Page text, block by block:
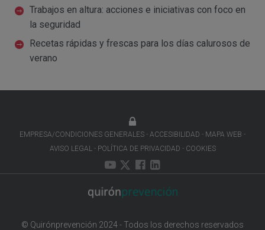
Trabajos en altura: acciones e iniciativas con foco en
la seguridad
Recetas rápidas y frescas para los días calurosos de
verano
EMPRESA/CONDICIONES GENERALES ACCESIBILIDAD
MAPA WEB
AVISO LEGAL
POLÍTICA DE PRIVACIDAD COOKIES
© Quirónprevención 2024 - Todos los derechos reservados